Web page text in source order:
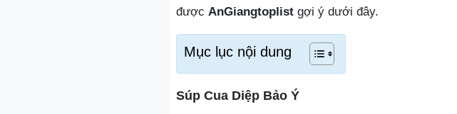
được AnGiangtoplist gợi ý dưới đây.
Mục lục nội dung
Súp Cua Diệp Bảo Ý